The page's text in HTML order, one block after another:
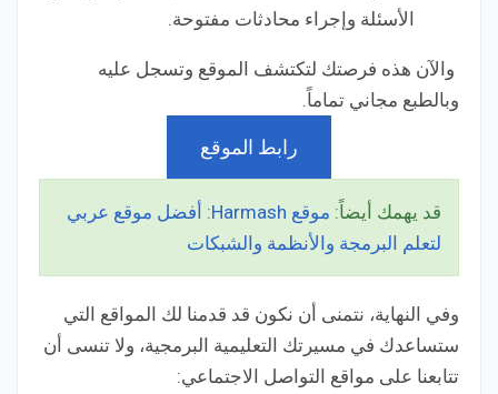
الأسئلة وإجراء محادثات مفتوحة.
والآن هذه فرصتك لتكتشف الموقع وتسجل عليه
وبالطبع مجاني تماماً.
رابط الموقع
قد يهمك أيضاً:
موقع Harmash: أفضل موقع عربي
لتعلم البرمجة والأنظمة والشبكات
وفي النهاية، نتمنى أن نكون قد قدمنا لك المواقع التي
ستساعدك في مسيرتك التعليمية البرمجية، ولا تنسى أن
تتابعنا على مواقع التواصل الاجتماعي: